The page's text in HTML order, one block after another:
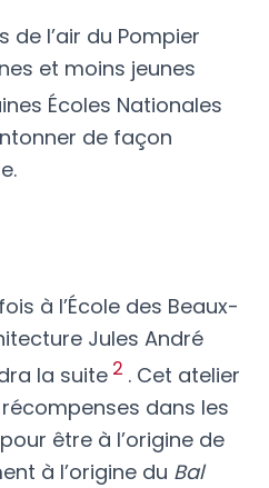
de l’air du Pompier
et moins jeunes
Écoles Nationales
de façon
à l’École des Beaux-
Jules André
la suite 2 . Cet atelier
dans les
être à l’origine de
à l’origine du Bal